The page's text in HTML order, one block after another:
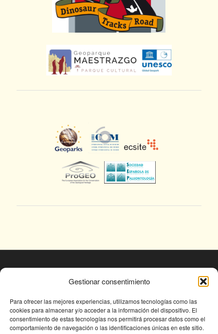
Gestionar consentimiento
Para ofrecer las mejores experiencias, utilizamos tecnologías como las
cookies para almacenar y/o acceder a la información del dispositivo. El
consentimiento de estas tecnologías nos permitirá procesar datos como el
comportamiento de navegación o las identificaciones únicas en este sitio.
© Fundación Conjunto Paleontológico de Teruel
Avda. Sagunto s/n, 44002 TERUEL,
Tlf: +34 978 61 76 30, email:
fundapolis@fundaciondinopolis.org